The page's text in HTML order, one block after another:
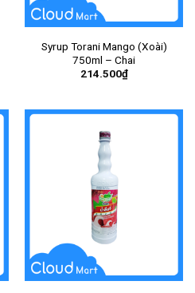
Syrup Torani Mango (Xoài)
750ml – Chai
214.500₫